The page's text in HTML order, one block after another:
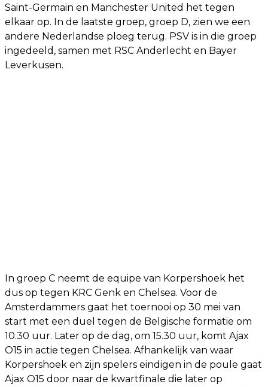
Saint-Germain en Manchester United het tegen
elkaar op. In de laatste groep, groep D, zien we een
andere Nederlandse ploeg terug. PSV is in die groep
ingedeeld, samen met RSC Anderlecht en Bayer
Leverkusen.
In groep C neemt de equipe van Korpershoek het
dus op tegen KRC Genk en Chelsea. Voor de
Amsterdammers gaat het toernooi op 30 mei van
start met een duel tegen de Belgische formatie om
10.30 uur. Later op de dag, om 15.30 uur, komt Ajax
O15 in actie tegen Chelsea. Afhankelijk van waar
Korpershoek en zijn spelers eindigen in de poule gaat
Ajax O15 door naar de kwartfinale die later op